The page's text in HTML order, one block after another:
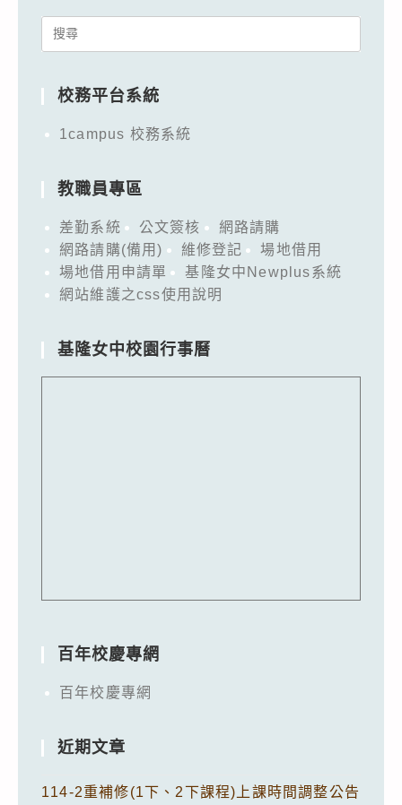
Search
校務平台系統
1campus 校務系統
教職員專區
差勤系統 公文簽核
網路請購
網路請購(備用)
維修登記
場地借用
場地借用申請單
基隆女中Newplus系統
網站維護之css使用說明
基隆女中校園行事曆
百年校慶專網
百年校慶專網
近期文章
114-2重補修(1下、2下課程)上課時間調整公告